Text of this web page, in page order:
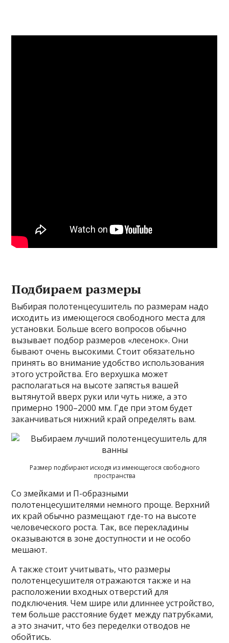
Подбираем размеры
Выбирая полотенцесушитель по размерам надо
исходить из имеющегося свободного места для
установки. Больше всего вопросов обычно
вызывает подбор размеров «лесенок». Они
бывают очень высокими. Стоит обязательно
принять во внимание удобство использования
этого устройства. Его верхушка может
располагаться на высоте запястья вашей
вытянутой вверх руки или чуть ниже, а это
примерно 1900–2000 мм. Где при этом будет
заканчиваться нижний край определять вам.
Размер подбирают исходя из имеющегося свободного
пространства
Со змейками и П-образными
полотенцесушителями немного проще. Верхний
их край обычно размещают где-то на высоте
человеческого роста. Так, все перекладины
оказываются в зоне доступности и не особо
мешают.
А также стоит учитывать, что размеры
полотенцесушителя отражаются также и на
расположении входных отверстий для
подключения. Чем шире или длиннее устройство,
тем больше расстояние будет между патрубками,
а это значит, что без переделки отводов не
обойтись.